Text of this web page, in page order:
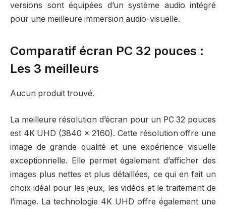
versions sont équipées d’un système audio intégré
pour une meilleure immersion audio-visuelle.
Comparatif écran PC 32 pouces :
Les 3 meilleurs
Aucun produit trouvé.
La meilleure résolution d’écran pour un PC 32 pouces
est 4K UHD (3840 x 2160). Cette résolution offre une
image de grande qualité et une expérience visuelle
exceptionnelle. Elle permet également d’afficher des
images plus nettes et plus détaillées, ce qui en fait un
choix idéal pour les jeux, les vidéos et le traitement de
l’image. La technologie 4K UHD offre également une